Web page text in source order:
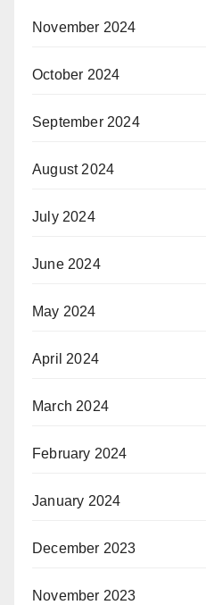
November 2024
October 2024
September 2024
August 2024
July 2024
June 2024
May 2024
April 2024
March 2024
February 2024
January 2024
December 2023
November 2023